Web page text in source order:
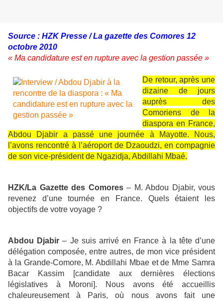
Source : HZK Presse / La gazette des Comores 12
octobre 2010
« Ma candidature est en rupture avec la gestion passée »
De retour, après une
dizaine de jours
auprès des
Comoriens de la
diaspora en France,
Abdou Djabir a passé une journée à Mayotte. Nous,
l’avons rencontré à l’aéroport de Dzaoudzi, en compagnie
de son vice-président de Ngazidja, Abdillahi Mbaé.
HZK/La Gazette des Comores– M. Abdou Djabir, vous
revenez d’une tournée en France. Quels étaient les
objectifs de votre voyage ?
Abdou Djabir – Je suis arrivé en France à la tête d’une
délégation composée, entre autres, de mon vice président
à la Grande-Comore, M. Abdillahi Mbae et de Mme Samra
Bacar Kassim [candidate aux dernières élections
législatives à Moroni]. Nous avons été accueillis
chaleureusement à Paris, où nous avons fait une